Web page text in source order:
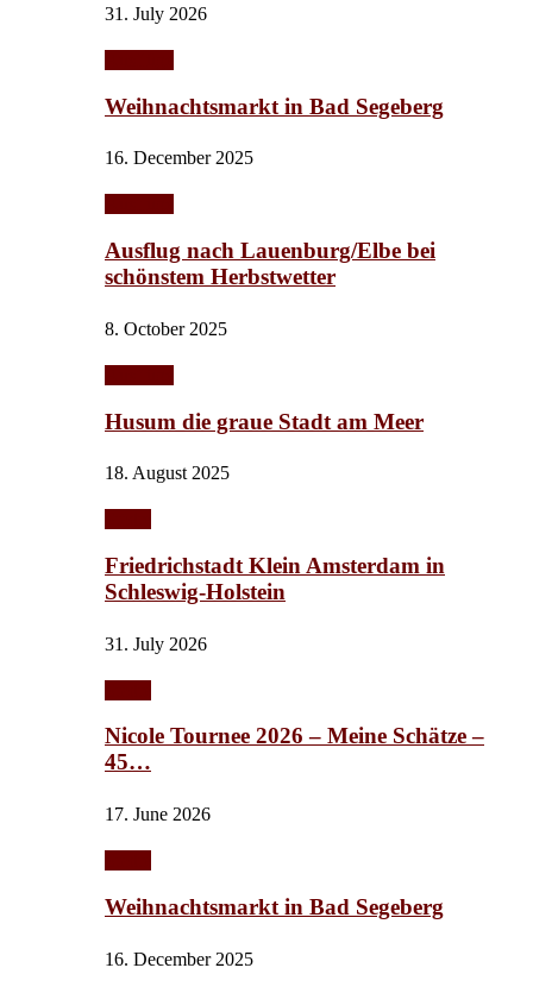
31. July 2026
Weihnachtsmarkt in Bad Segeberg
16. December 2025
Ausflug nach Lauenburg/Elbe bei
schönstem Herbstwetter
8. October 2025
Husum die graue Stadt am Meer
18. August 2025
Friedrichstadt Klein Amsterdam in
Schleswig-Holstein
31. July 2026
Nicole Tournee 2026 – Meine Schätze –
45…
17. June 2026
Weihnachtsmarkt in Bad Segeberg
16. December 2025